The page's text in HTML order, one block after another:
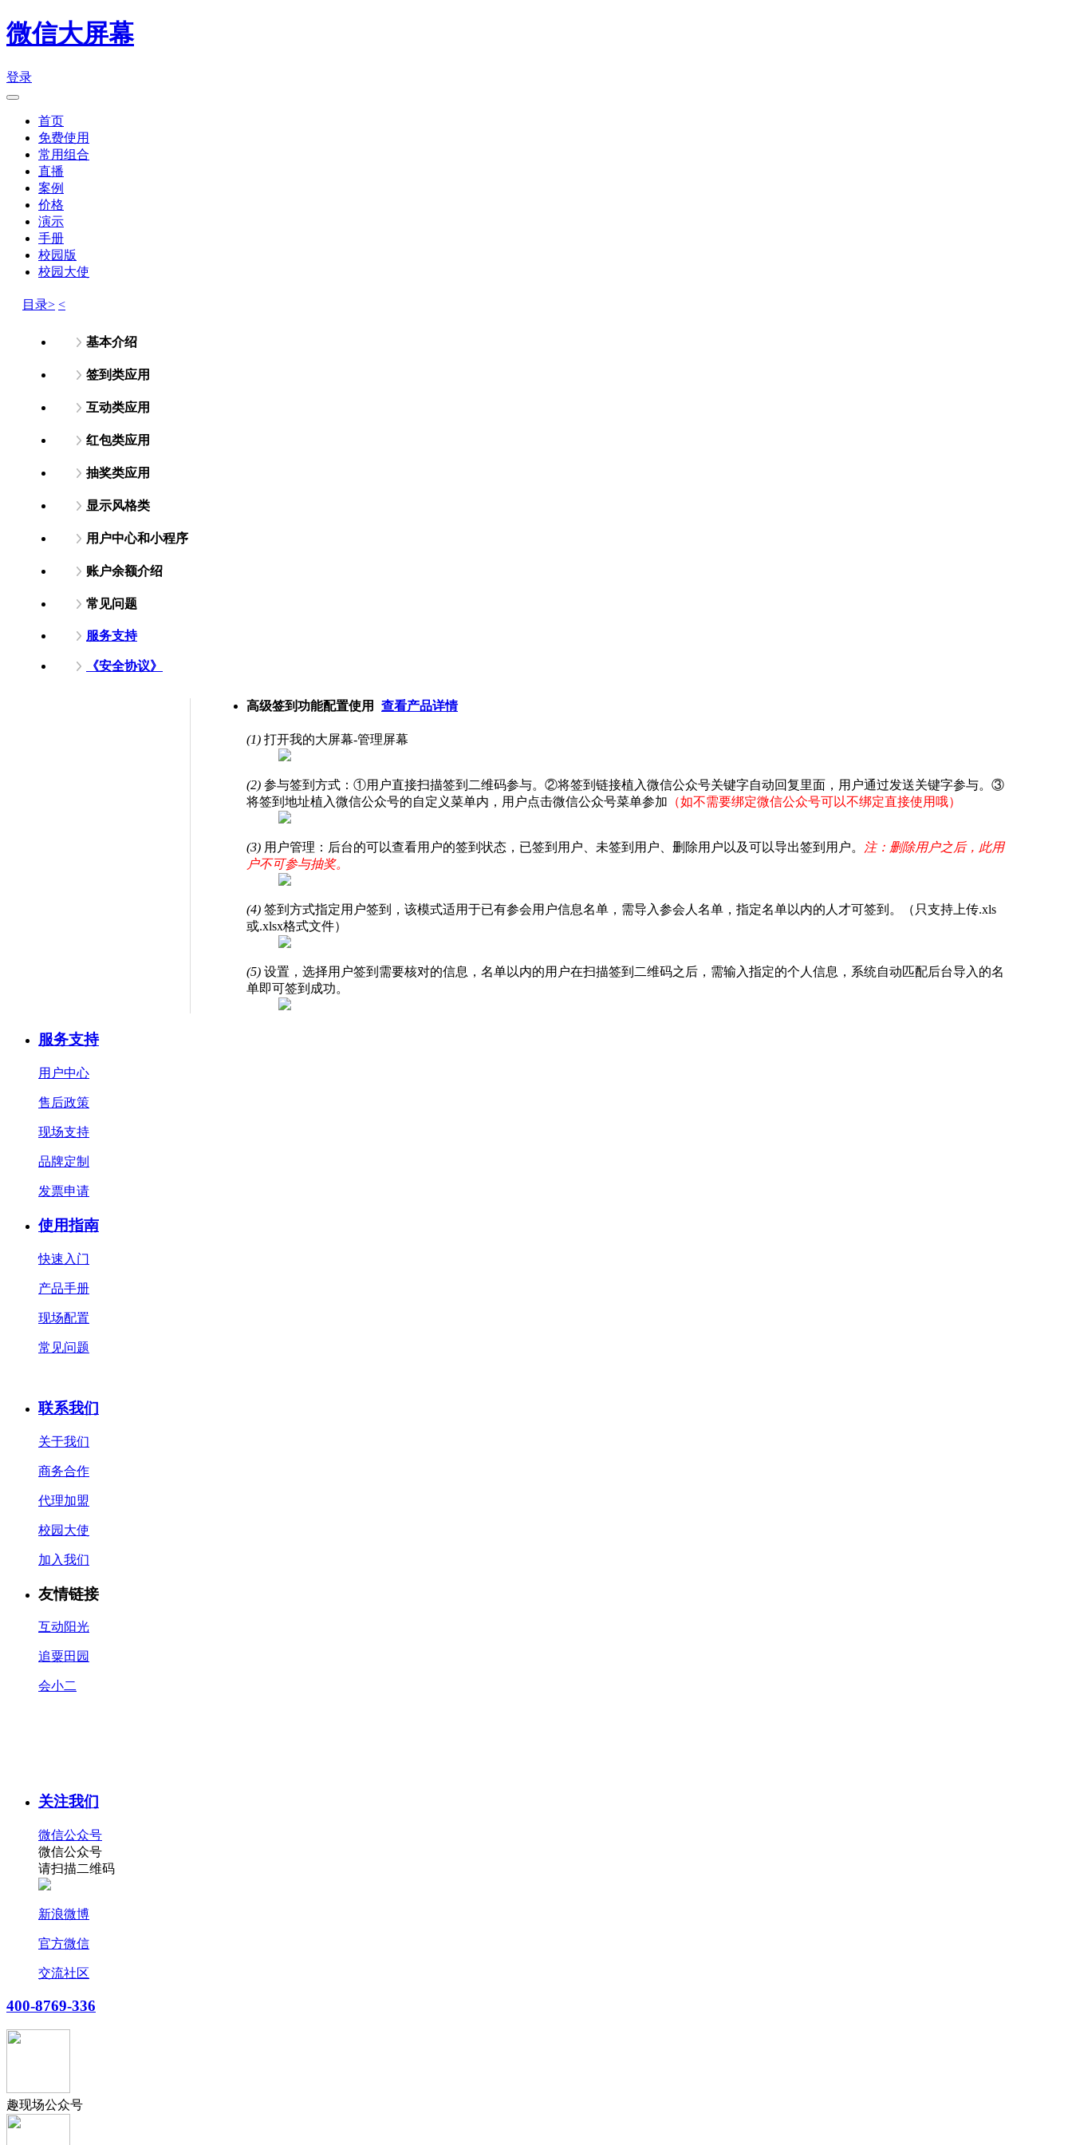
微信大屏幕
登录
首页
免费使用
常用组合
直播
案例
价格
演示
手册
校园版
校园大使
目录> <
基本介绍
签到类应用
互动类应用
红包类应用
抽奖类应用
显示风格类
用户中心和小程序
账户余额介绍
常见问题
服务支持
《安全协议》
高级签到功能配置使用 查看产品详情
(1) 打开我的大屏幕-管理屏幕
(2) 参与签到方式：①用户直接扫描签到二维码参与。②将签到链接植入微信公众号关键字自动回复里面，用户通过发送关键字参与。③
将签到地址植入微信公众号的自定义菜单内，用户点击微信公众号菜单参加 （如不需要绑定微信公众号可以不绑定直接使用哦）
(3) 用户管理：后台的可以查看用户的签到状态，已签到用户、未签到用户、删除用户以及可以导出签到用户。 注：删除用户之后，此用
户不可参与抽奖。
(4) 签到方式指定用户签到，该模式适用于已有参会用户信息名单，需导入参会人名单，指定名单以内的人才可签到。（只支持上传.xls
或.xlsx格式文件）
(5) 设置，选择用户签到需要核对的信息，名单以内的用户在扫描签到二维码之后，需输入指定的个人信息，系统自动匹配后台导入的名
单即可签到成功。
服务支持
用户中心
售后政策
现场支持
品牌定制
发票申请
使用指南
快速入门
产品手册
现场配置
常见问题
联系我们
关于我们
商务合作
代理加盟
校园大使
加入我们
友情链接
互动阳光
追粟田园
会小二
关注我们
微信公众号
微信公众号
请扫描二维码
新浪微博
官方微信
交流社区
400-8769-336
趣现场公众号